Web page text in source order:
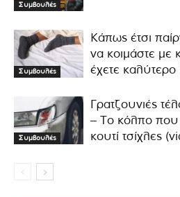
Συμβουλές
Συμβουλές
Κάπως έτσι
να κοιμάστε με
έχετε
Συμβουλές
Γρατζουνιές
– Το κόλπο που
κουτί τσίχλες